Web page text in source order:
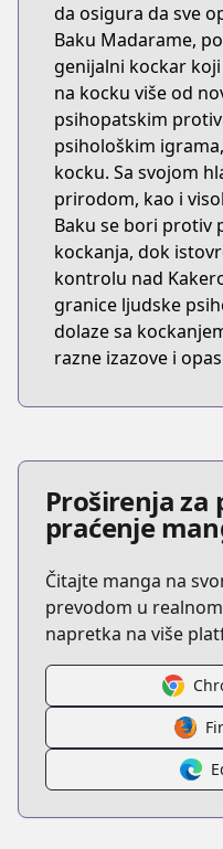
da osigura da sve
Baku Madarame,
genijalni kockar
na kocku više od
psihopatskim
psihološkim
kocku. Sa svojom
prirodom, kao i
Baku se bori protiv
kockanja, dok
kontrolu nad
granice ljudske
dolaze sa
razne izazove i
Proširenja za
praćenje
Čitajte manga na
prevodom u
napretka na više